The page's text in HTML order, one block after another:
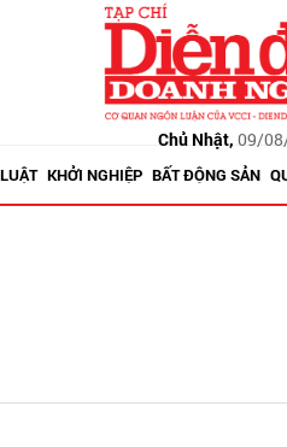
Chủ Nhật, 09/
KHỞI NGHIỆP BẤT ĐỘNG SẢN